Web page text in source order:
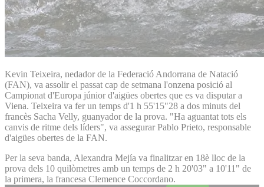
Kevin Teixeira, nedador de la Federació Andorrana de Natació
(FAN), va assolir el passat cap de setmana l'onzena posició al
Campionat d'Europa júnior d'aigües obertes que es va disputar a
Viena. Teixeira va fer un temps d'1 h 55'15"28 a dos minuts del
francès Sacha Velly, guanyador de la prova. "Ha aguantat tots els
canvis de ritme dels líders", va assegurar Pablo Prieto, responsable
d'aigües obertes de la FAN.
Per la seva banda, Alexandra Mejía va finalitzar en 18è lloc de la
prova dels 10 quilòmetres amb un temps de 2 h 20'03" a 10'11" de
la primera, la francesa Clemence Coccordano.